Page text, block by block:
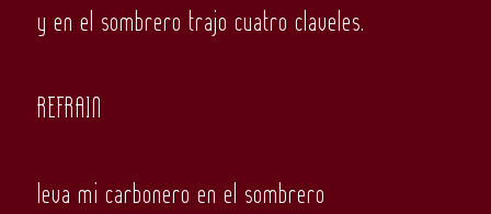
y en el sombrero trajo cuatro claveles.
REFRAIN
leva mi carbonero en el sombrero